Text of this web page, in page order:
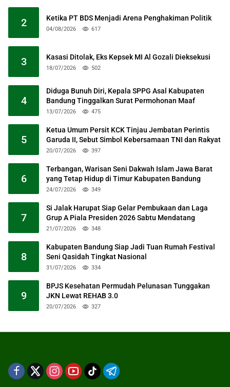
2 Ketika PT BDS Menjadi Arena Penghakiman Politik
04/08/2026 617
3 Kasasi Ditolak, Eks Kepsek MI Al Gozali Dieksekusi
18/07/2026 502
4
Diduga Bunuh Diri, Kepala SPPG Asal Kabupaten
Bandung Tinggalkan Surat Permohonan Maaf
13/07/2026 475
5
Ketua Umum Persit KCK Tinjau Jembatan Perintis
Garuda II, Sebut Simbol Kebersamaan TNI dan Rakyat
20/07/2026 397
6
Terbangan, Warisan Seni Dakwah Islam Jawa Barat
yang Tetap Hidup di Timur Kabupaten Bandung
24/07/2026 349
7
Si Jalak Harupat Siap Gelar Pembukaan dan Laga
Grup A Piala Presiden 2026 Sabtu Mendatang
21/07/2026 348
8
Kabupaten Bandung Siap Jadi Tuan Rumah Festival
Seni Qasidah Tingkat Nasional
31/07/2026 334
9
BPJS Kesehatan Permudah Pelunasan Tunggakan
JKN Lewat REHAB 3.0
20/07/2026 327